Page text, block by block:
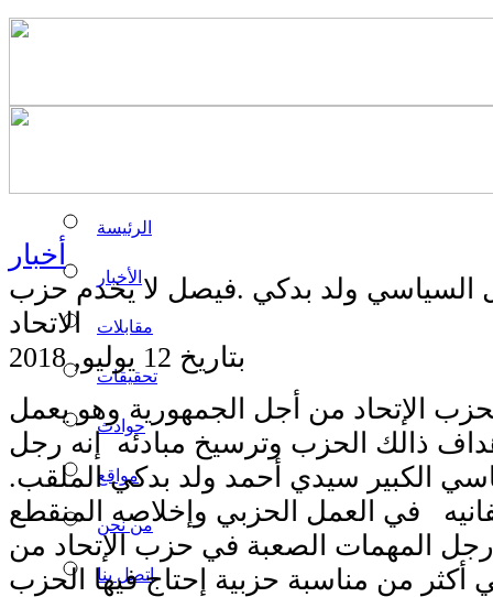
الرئيسة
الأخبار
مقابلات
تحقيقات
حوادث
مواقع
من نحن
اتصل بنا
أخبار
السياسي ولد بدكي .فيصل لا يخدم حزب
الاتحاد
بتاريخ 12 يوليو, 2018
الإتحاد من أجل الجمهورية وهو يعمل
ذالك الحزب وترسيخ مبادئه إنه رجل
الكبير سيدي أحمد ولد بدكي الملقب.
في العمل الحزبي وإخلاصه المنقطع
رجل المهمات الصعبة في حزب الإتحاد من
أكثر من مناسبة حزبية إحتاج فيها الحزب